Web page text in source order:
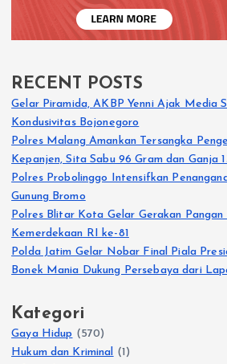
RECENT POSTS
Gelar Piramida, AKBP Yenni Ajak Media
Kondusivitas Bojonegoro
Polres Malang Amankan Tersangka
Kepanjen, Sita Sabu 96 Gram dan Ganja
Polres Probolinggo Intensifkan
Gunung Bromo
Polres Blitar Kota Gelar Gerakan
Kemerdekaan RI ke-81
Polda Jatim Gelar Nobar Final Piala
Bonek Mania Dukung Persebaya dari
Kategori
Gaya Hidup (570)
Hukum dan Kriminal (1)